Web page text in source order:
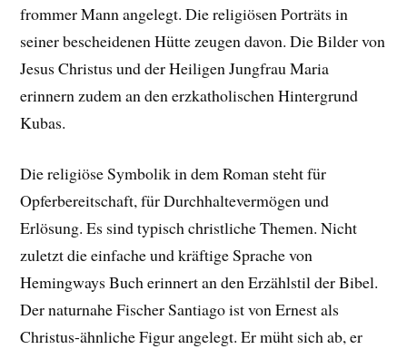
frommer Mann angelegt. Die religiösen Porträts in
seiner bescheidenen Hütte zeugen davon. Die Bilder von
Jesus Christus und der Heiligen Jungfrau Maria
erinnern zudem an den erzkatholischen Hintergrund
Kubas.
Die religiöse Symbolik in dem Roman steht für
Opferbereitschaft, für Durchhaltevermögen und
Erlösung. Es sind typisch christliche Themen. Nicht
zuletzt die einfache und kräftige Sprache von
Hemingways Buch erinnert anden Erzählstil der Bibel.
Der naturnahe Fischer Santiago ist von Ernest als
Christus-ähnliche Figur angelegt. Er müht sich ab, er